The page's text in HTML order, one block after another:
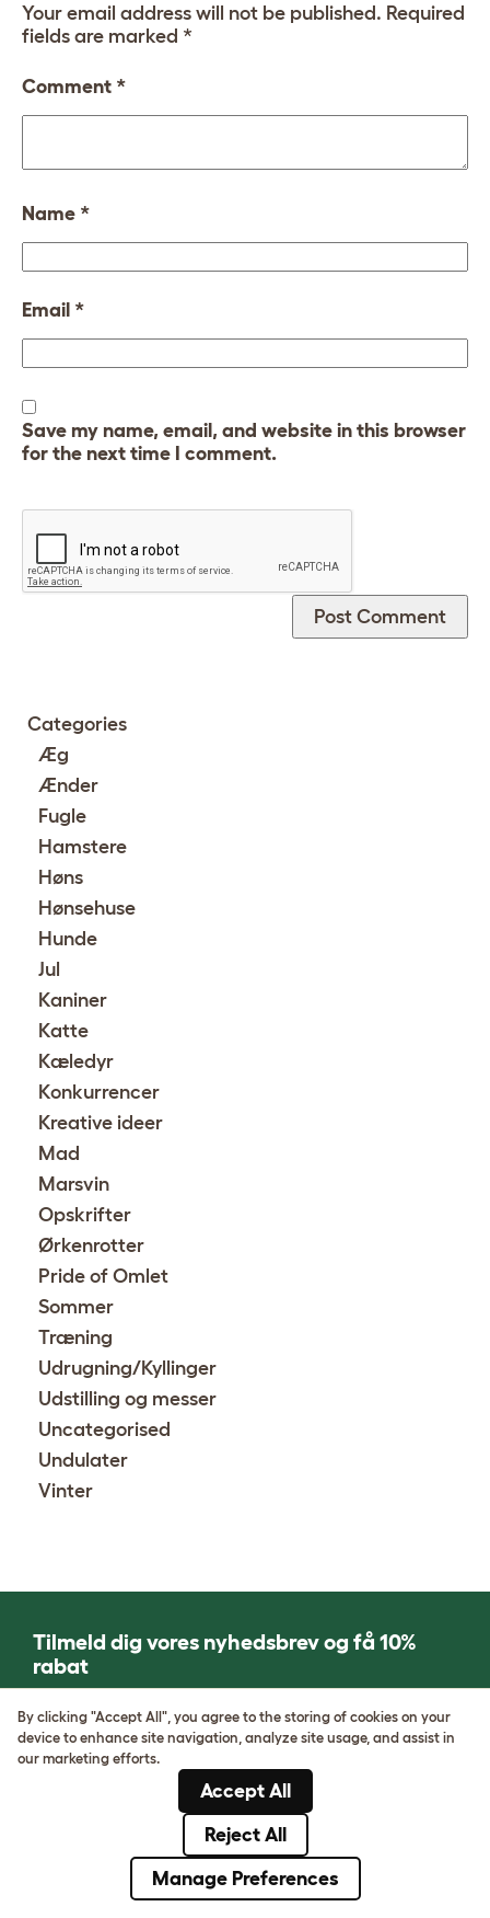
Your email address will not be published. Required
fields are marked *
Comment *
Name *
Email *
Save my name, email, and website in this browser
for the next time I comment.
Categories
Æg
Ænder
Fugle
Hamstere
Høns
Hønsehuse
Hunde
Jul
Kaniner
Katte
Kæledyr
Konkurrencer
Kreative ideer
Mad
Marsvin
Opskrifter
Ørkenrotter
Pride of Omlet
Sommer
Træning
Udrugning/Kyllinger
Udstilling og messer
Uncategorised
Undulater
Vinter
Tilmeld dig vores nyhedsbrev og få 10%
rabat
Klik her for at tilmelde dig!
Kundeanmeldelser
Hvordan kan vi
hjælpe?
Kontakt os
By clicking "Accept All", you agree to the storing of cookies on your
device to enhance site navigation, analyze site usage, and assist in
our marketing efforts.
Accept All
Reject All
Manage Preferences